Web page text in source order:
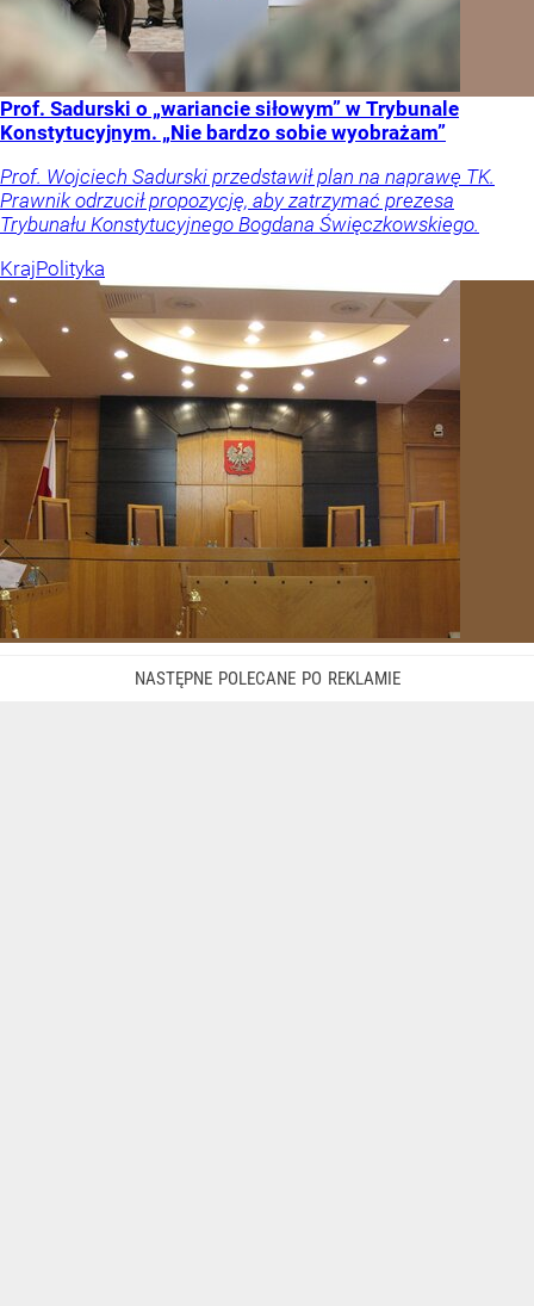
Prof. Sadurski o „wariancie siłowym” w Trybunale
Konstytucyjnym. „Nie bardzo sobie wyobrażam”
Prof. Wojciech Sadurski przedstawił plan na naprawę TK.
Prawnik odrzucił propozycję, aby zatrzymać prezesa
Trybunału Konstytucyjnego Bogdana Święczkowskiego.
KrajPolityka